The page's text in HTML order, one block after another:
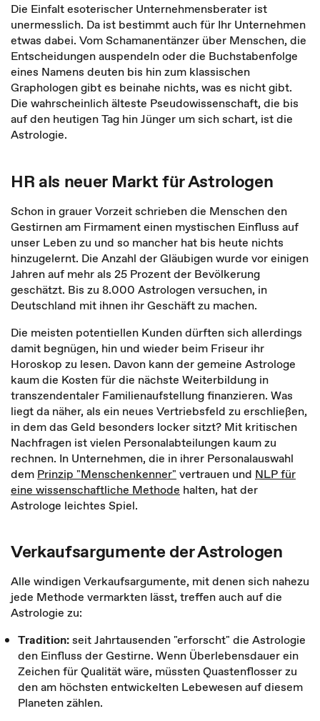
Die Einfalt esoterischer Unternehmensberater ist
unermesslich. Da ist bestimmt auch für Ihr Unternehmen
etwas dabei. Vom Schamanentänzer über Menschen, die
Entscheidungen auspendeln oder die Buchstabenfolge
eines Namens deuten bis hin zum klassischen
Graphologen gibt es beinahe nichts, was es nicht gibt.
Die wahrscheinlich älteste Pseudowissenschaft, die bis
auf den heutigen Tag hin Jünger um sich schart, ist die
Astrologie.
HR als neuer Markt für Astrologen
Schon in grauer Vorzeit schrieben die Menschen den
Gestirnen am Firmament einen mystischen Einfluss auf
unser Leben zu und so mancher hat bis heute nichts
hinzugelernt. Die Anzahl der Gläubigen wurde vor einigen
Jahren auf mehr als 25 Prozent der Bevölkerung
geschätzt. Bis zu 8.000 Astrologen versuchen, in
Deutschland mit ihnen ihr Geschäft zu machen.
Die meisten potentiellen Kunden dürften sich allerdings
damit begnügen, hin und wieder beim Friseur ihr
Horoskop zu lesen. Davon kann der gemeine Astrologe
kaum die Kosten für die nächste Weiterbildung in
transzendentaler Familienaufstellung finanzieren. Was
liegt da näher, als ein neues Vertriebsfeld zu erschließen,
in dem das Geld besonders locker sitzt? Mit kritischen
Nachfragen ist vielen Personalabteilungen kaum zu
rechnen. In Unternehmen, die in ihrer Personalauswahl
dem Prinzip "Menschenkenner" vertrauen und NLP für
eine wissenschaftliche Methode halten, hat der
Astrologe leichtes Spiel.
Verkaufsargumente der Astrologen
Alle windigen Verkaufsargumente, mit denen sich nahezu
jede Methode vermarkten lässt, treffen auch auf die
Astrologie zu:
Tradition:seit Jahrtausenden "erforscht" die Astrologie
den Einfluss der Gestirne. Wenn Überlebensdauer ein
Zeichen für Qualität wäre, müssten Quastenflosser zu
den am höchsten entwickelten Lebewesen auf diesem
Planeten zählen.